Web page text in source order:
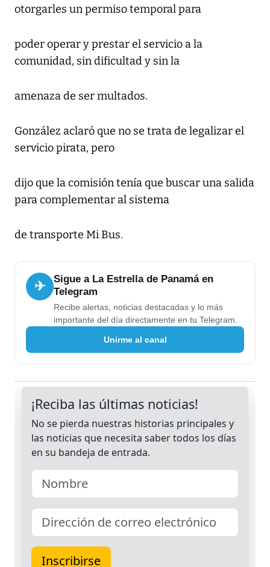
otorgarles un permiso temporal para
poder operar y prestar el servicio a la
comunidad, sin dificultad y sin la
amenaza de ser multados.
González aclaró que no se trata de legalizar el
servicio pirata, pero
dijo que la comisión tenía que buscar una salida
para complementar al sistema
de transporte Mi Bus.
✈
Sigue a La Estrella de Panamá en
Telegram
Recibe alertas, noticias destacadas y lo más
importante del día directamente en tu Telegram.
Unirme al canal